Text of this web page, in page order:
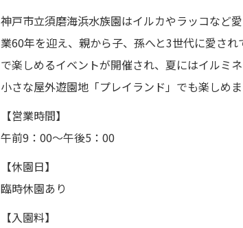
神戸市立須磨海浜水族園はイルカやラッコなど
業60年を迎え、親から子、孫へと3世代に愛さ
で楽しめるイベントが開催され、夏にはイルミ
小さな屋外遊園地「プレイランド」でも楽しめま
【営業時間】
午前9：00～午後5：00
【休園日】
臨時休園あり
【入園料】